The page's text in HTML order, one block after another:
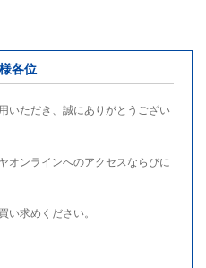
各位
いただき、誠にありがとうござい
オンラインへのアクセスならびに
い求めください。